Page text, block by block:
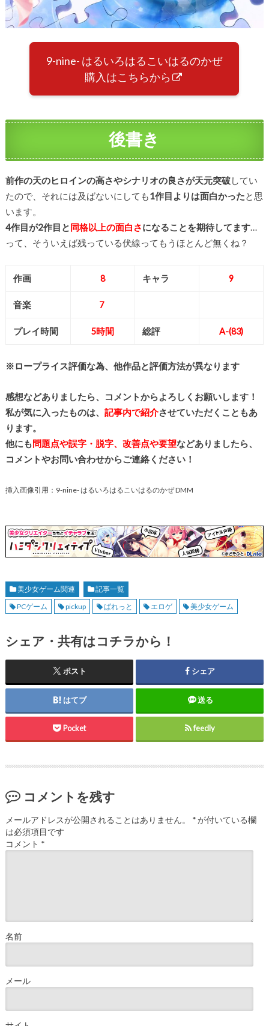
9-nine- はるいろはるこいはるのかぜ
購入はこちらから
後書き
前作の天のヒロインの高さやシナリオの良さが天元突破してい
たので、それには及ばないにしても1作目よりは面白かったと思
います。
4作目が2作目と同格以上の面白さになることを期待してます…
って、そういえば残っている伏線ってもうほとんど無くね？
作画 8 キャラ 9
音楽 7
プレイ時間 5時間 総評 A-(83)
※ロープライス評価な為、他作品と評価方法が異なります
感想などありましたら、コメントからよろしくお願いします！
私が気に入ったものは、 記事内で紹介させていただくこともあ
ります。
他にも問題点や誤字・脱字、改善点や要望などありましたら、
コメントやお問い合わせからご連絡ください！
挿入画像引用：9-nine- はるいろはるこいはるのかぜ DMM
美少女ゲーム関連
記事一覧
PCゲーム
pickup ぱれっと エロゲ 美少女ゲーム
シェア・共有はコチラから！
ポスト シェア
はてブ 送る
Pocket feedly
コメントを残す
メールアドレスが公開されることはありません。 *が付いている欄
は必須項目です
コメント *
名前
メール